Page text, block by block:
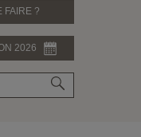
FAIRE ?
2026